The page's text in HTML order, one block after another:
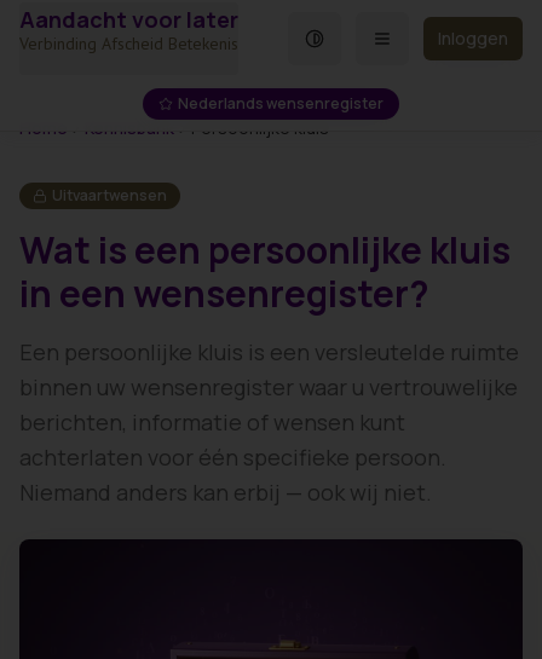
Spring naar hoofdinhoud
Aandacht voor later
Verbinding Afscheid Betekenis Inloggen
Nederlands wensenregister
Home Kennisbank Persoonlijke kluis
Uitvaartwensen
Wat is een persoonlijke kluis
in een wensenregister?
Een persoonlijke kluis is een versleutelde ruimte
binnen uw wensenregister waar u vertrouwelijke
berichten, informatie of wensen kunt
achterlaten voor één specifieke persoon.
Niemand anders kan erbij — ook wij niet.